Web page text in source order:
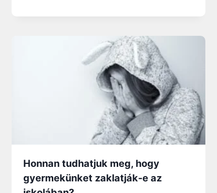
Honnan tudhatjuk meg, hogy
gyermekünket zaklatják-e az